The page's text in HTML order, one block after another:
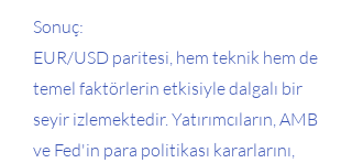
Sonuç:
EUR/USD paritesi, hem teknik hem de
temel faktörlerin etkisiyle dalgalı bir
seyir izlemektedir. Yatırımcıların, AMB
ve Fed'in para politikası kararlarını,